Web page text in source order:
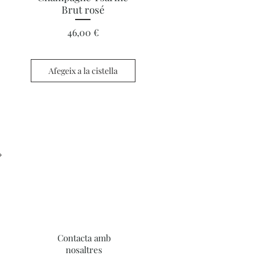
Brut rosé
Preu
46,00 €
Afegeix a la cistella
Contacta amb
nosaltres